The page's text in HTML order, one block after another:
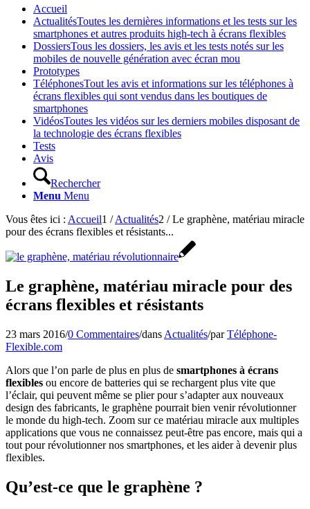
Accueil
ActualitésToutes les dernières informations et les tests sur les
smartphones et autres produits high-tech à écrans flexibles
DossiersTous les dossiers, les avis et les tests notés sur les
mobiles de nouvelle génération avec écran mou
Prototypes
TéléphonesTout les avis et informations sur les téléphones à
écrans flexibles qui sont vendus dans les boutiques de
smartphones
VidéosToutes les vidéos sur les derniers mobiles disposant de
la technologie des écrans flexibles
Tests
Avis
Rechercher
Menu Menu
Vous êtes ici : Accueil1 / Actualités2 / Le graphène, matériau miracle
pour des écrans flexibles et résistants...
Le graphène, matériau miracle pour des
écrans flexibles et résistants
23 mars 2016/0 Commentaires/dans Actualités/parTéléphone-
Flexible.com
Alors que l’on parle de plus en plus de smartphones à écrans
flexibles ou encore de batteries qui se rechargent plus vite que
l’éclair, qui peuvent même se plier pour s’adapter aux nouveaux
design des fabricants, le graphène pourrait bien venir révolutionner
le monde du high-tech. Zoom sur ce matériau miracle aux multiples
applications que vous ne connaissez peut-être pas encore, mais qui a
tout pour révolutionner nos smartphones, et les aider à devenir plus
flexibles.
Qu’est-ce que le graphène ?